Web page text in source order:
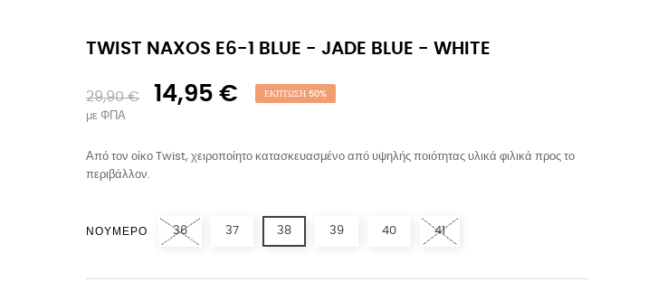
TWIST NAXOS E6-1 BLUE - JADE BLUE - WHITE
29,90 € 14,95 € ΈΚΠΤΩΣΗ 50%
με ΦΠΑ
Από τον οίκο Twist, χειροποίητο κατασκευασμένο από υψηλής ποιότητας υλικά φιλικά προς το
περιβάλλον.
ΝΟΎΜΕΡΟ 36 37 38 39 40 41